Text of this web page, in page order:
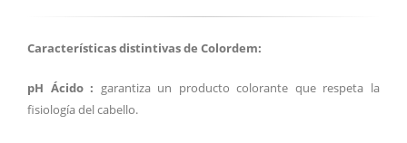
Características distintivas de Colordem:
pH Ácido : garantiza un producto colorante que respeta la
fisiología del cabello.